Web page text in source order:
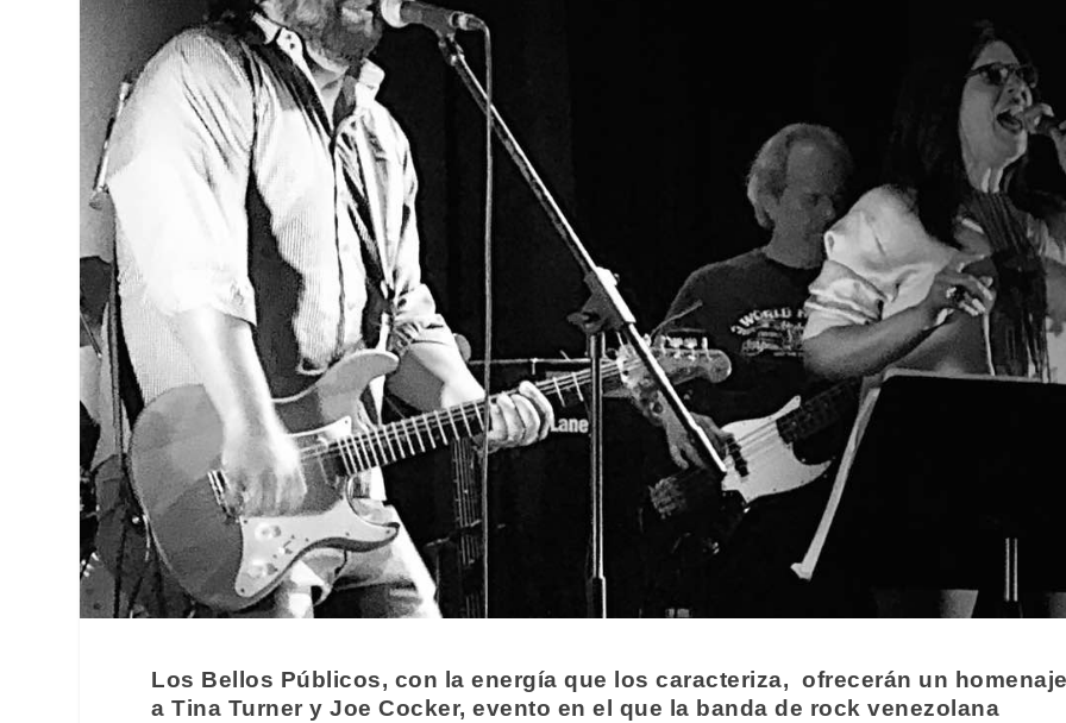
Los Bellos Públicos, con la energía que los caracteriza, ofrecerán un
a Tina Turner y Joe Cocker, evento en el que la banda de rock venezolana